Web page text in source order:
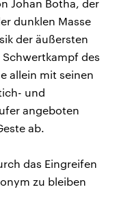
Johan Botha, der
dunklen Masse
der äußersten
des
allein mit seinen
und
angeboten
ab.
das Eingreifen
zu bleiben